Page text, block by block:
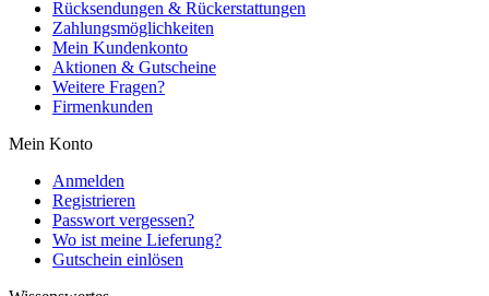
Rücksendungen & Rückerstattungen
Zahlungsmöglichkeiten
Mein Kundenkonto
Aktionen & Gutscheine
Weitere Fragen?
Firmenkunden
Mein Konto
Anmelden
Registrieren
Passwort vergessen?
Wo ist meine Lieferung?
Gutschein einlösen